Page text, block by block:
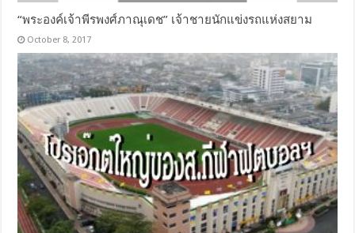
“พระองค์เจ้าพีรพงศ์ภาณุเดช” เจ้าชายนักแข่งรถแห่งสยาม
October 8, 2017